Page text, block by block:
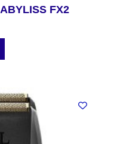
FX2